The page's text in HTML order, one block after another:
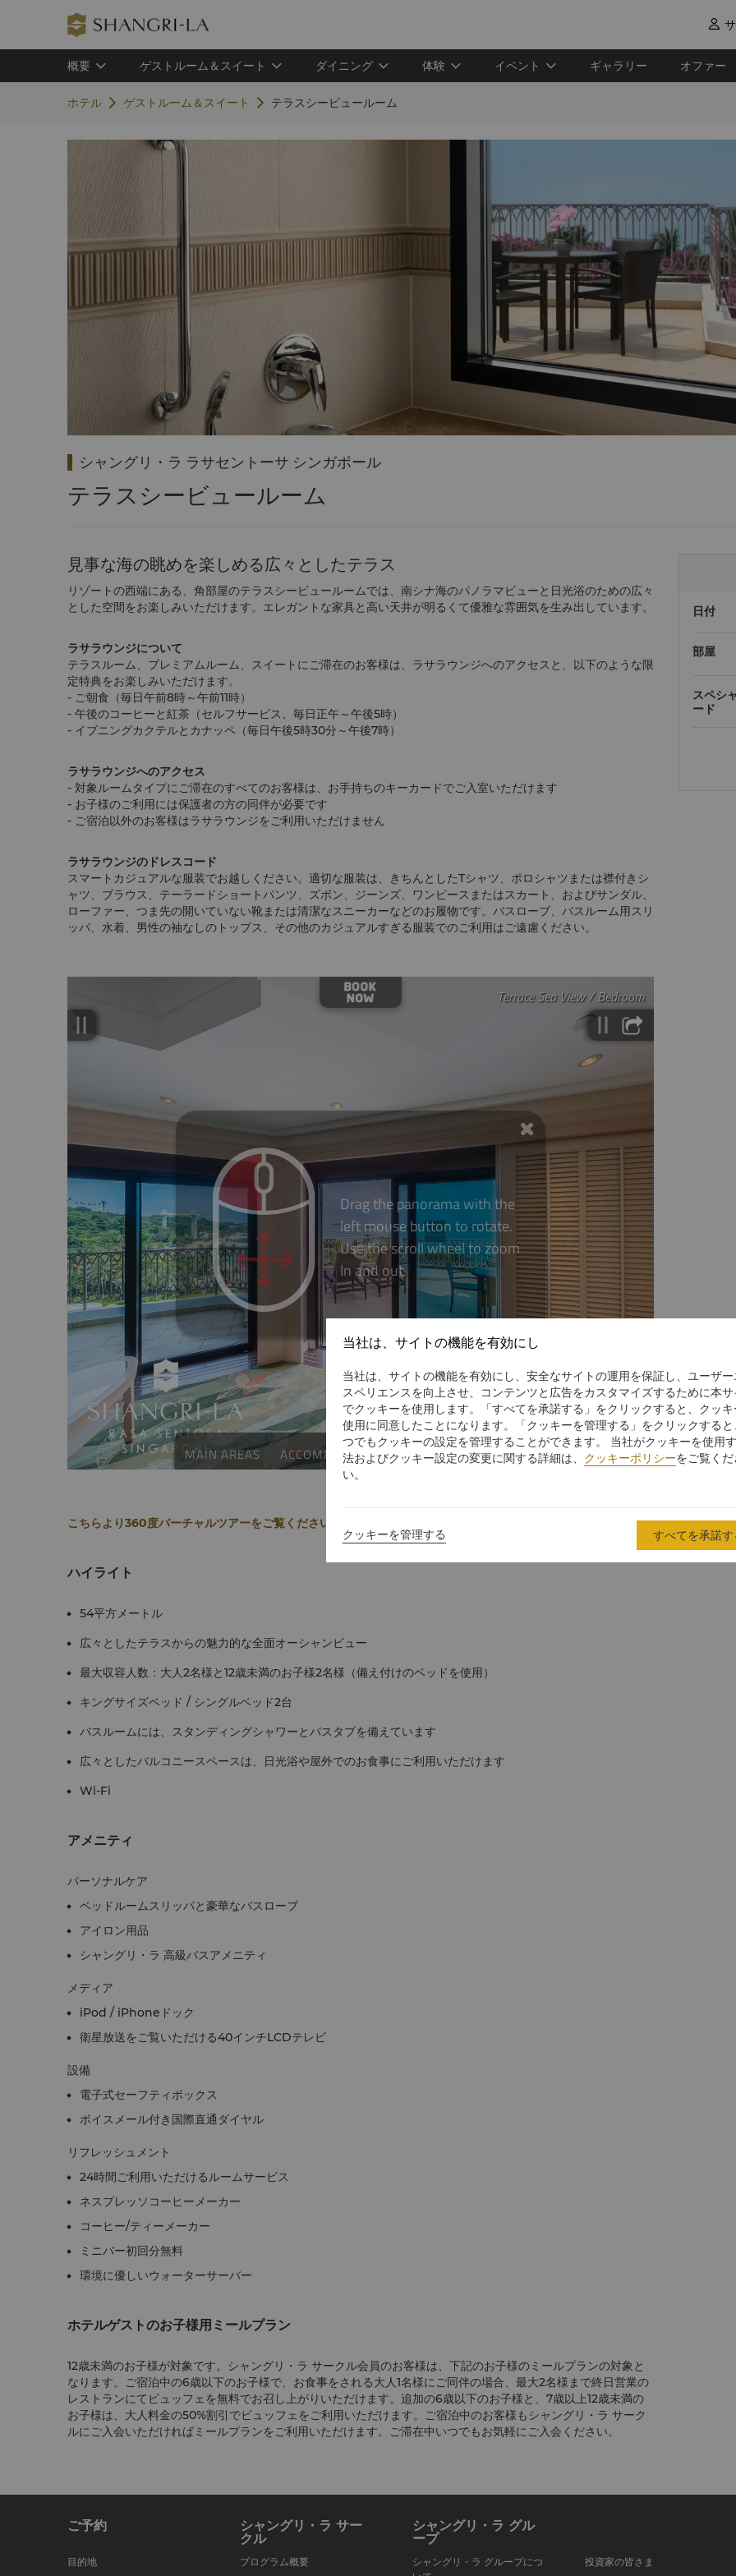

概要 ゲストルーム＆スイート ダイニング 体験 イベント ギャラリー オファー
ホテル ゲストルーム＆スイート テラスシービュールーム
シャングリ・ラ ラサセントーサ シンガポール
テラスシービュールーム
見事な海の眺めを楽しめる広々としたテラス
リゾートの西端にある、角部屋のテラスシービュールームでは、南シナ海のパノラマビューと日光浴のための広々
とした空間をお楽しみいただけます。エレガントな家具と高い天井が明るくて優雅な雰囲気を生み出しています。
ラサラウンジについて
テラスルーム、プレミアムルーム、スイートにご滞在のお客様は、ラサラウンジへのアクセスと、以下のような限
定特典をお楽しみいただけます。
- ご朝食（毎日午前8時～午前11時）
- 午後のコーヒーと紅茶（セルフサービス、毎日正午～午後5時）
- イブニングカクテルとカナッペ（毎日午後5時30分～午後7時）
ラサラウンジへのアクセス
- 対象ルームタイプにご滞在のすべてのお客様は、お手持ちのキーカードでご入室いただけます
- お子様のご利用には保護者の方の同伴が必要です
- ご宿泊以外のお客様はラサラウンジをご利用いただけません
ラサラウンジのドレスコード
スマートカジュアルな服装でお越しください。適切な服装は、きちんとしたTシャツ、ポロシャツまたは襟付きシ
ャツ、ブラウス、テーラードショートパンツ、ズボン、ジーンズ、ワンピースまたはスカート、およびサンダル、
ローファー、つま先の開いていない靴または清潔なスニーカーなどのお履物です。バスローブ、バスルーム用スリ
ッパ、水着、男性の袖なしのトップス、その他のカジュアルすぎる服装でのご利用はご遠慮ください。
こちらより360度バーチャルツアーをご覧ください。
ハイライト
54平方メートル
広々としたテラスからの魅力的な全面オーシャンビュー
最大収容人数：大人2名様と12歳未満のお子様2名様（備え付けのベッドを使用）
キングサイズベッド / シングルベッド2台
バスルームには、スタンディングシャワーとバスタブを備えています
広々としたバルコニースペースは、日光浴や屋外でのお食事にご利用いただけます
Wi-Fi
アメニティ
パーソナルケア
ベッドルームスリッパと豪華なバスローブ
アイロン用品
シャングリ・ラ 高級バスアメニティ
メディア
iPod / iPhoneドック
衛星放送をご覧いただける40インチLCDテレビ
設備
電子式セーフティボックス
ボイスメール付き国際直通ダイヤル
リフレッシュメント
24時間ご利用いただけるルームサービス
ネスプレッソコーヒーメーカー
コーヒー/ティーメーカー
ミニバー初回分無料
環境に優しいウォーターサーバー
ホテルゲストのお子様用ミールプラン
12歳未満のお子様が対象です。シャングリ・ラ サークル会員のお客様は、下記のお子様のミールプランの対象と
なります。ご宿泊中の6歳以下のお子様で、お食事をされる大人1名様にご同伴の場合、最大2名様まで終日営業の
レストランにてビュッフェを無料でお召し上がりいただけます。追加の6歳以下のお子様と、7歳以上12歳未満の
お子様は、大人料金の50%割引でビュッフェをご利用いただけます。ご宿泊中のお客様もシャングリ・ラ サーク
ルにご入会いただければミールプランをご利用いただけます。ご滞在中いつでもお気軽にご入会ください。
日付
部屋
スペシ
ード
ご予約
目的地
シャングリ・ラ サー
クル
プログラム概要
シャングリ・ラ グル
ープ
シャングリ・ラ グループにつ
投資家の皆さま
当社は、サイトの機能を有効にし
当社は、サイトの機能を有効にし、安全なサイトの運用を保証し、ユーザ
スペリエンスを向上させ、コンテンツと広告をカスタマイズするために本
でクッキーを使用します。「すべてを承諾する」をクリックすると、クッ
使用に同意したことになります。「クッキーを管理する」をクリックする
つでもクッキーの設定を管理することができます。 当社がクッキーを使用
法およびクッキー設定の変更に関する詳細は、 クッキーポリシーをご覧く
い。
クッキーを管理する すべてを承諾す